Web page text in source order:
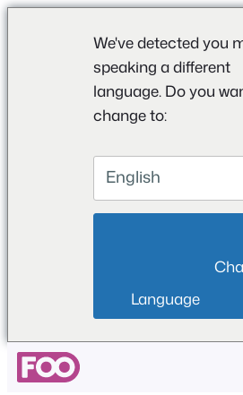
We've detected you
speaking a different
language. Do you
change to:
English
Vai